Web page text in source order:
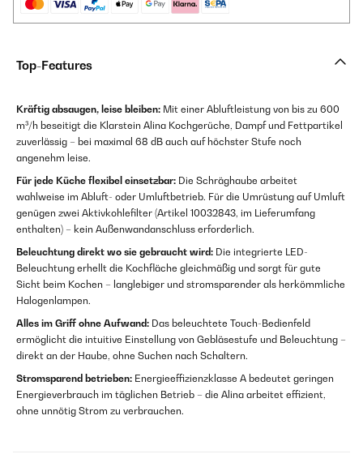
Top-Features
Kräftig absaugen, leise bleiben: Mit einer Abluftleistung von bis zu 600
m³/h beseitigt die Klarstein Alina Kochgerüche, Dampf und Fettpartikel
zuverlässig – bei maximal 68 dB auch auf höchster Stufe noch
angenehm leise.
Für jede Küche flexibel einsetzbar: Die Schräghaube arbeitet
wahlweise im Abluft- oder Umluftbetrieb. Für die Umrüstung auf Umluft
genügen zwei Aktivkohlefilter (Artikel 10032843, im Lieferumfang
enthalten) – kein Außenwandanschluss erforderlich.
Beleuchtung direkt wo sie gebraucht wird: Die integrierte LED-
Beleuchtung erhellt die Kochfläche gleichmäßig und sorgt für gute
Sicht beim Kochen – langlebiger und stromsparender als herkömmliche
Halogenlampen.
Alles im Griff ohne Aufwand: Das beleuchtete Touch-Bedienfeld
ermöglicht die intuitive Einstellung von Gebläsestufe und Beleuchtung –
direkt an der Haube, ohne Suchen nach Schaltern.
Stromsparend betrieben: Energieeffizienzklasse A bedeutet geringen
Energieverbrauch im täglichen Betrieb – die Alina arbeitet effizient,
ohne unnötig Strom zu verbrauchen.